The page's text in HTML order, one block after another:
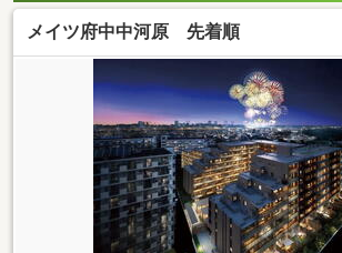
メイツ府中中河原 先着順